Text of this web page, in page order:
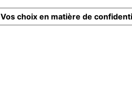
Vos choix en matière de